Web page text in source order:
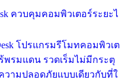
ควบคุมคอมพิวเตอร์ระยะไ
โปรแกรมรีโมทคอมพิวเต
พรมแดน รวดเร็มไม่มีกระตุ
ามปลอดภัยแบบเดียวกับที่ใ